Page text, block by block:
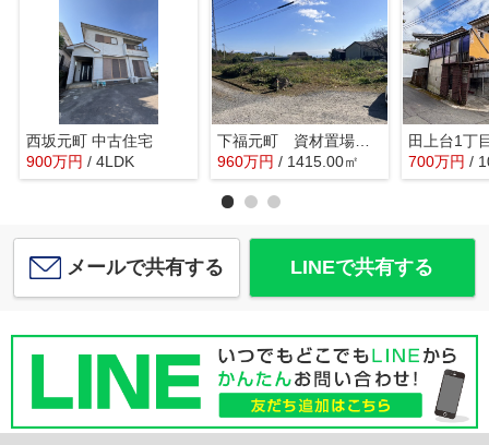
西坂元町 中古住宅
900万円 / 4LDK
下福元町 資材置場用地
960万円 / 1415.00㎡
田上台1丁
700万円 /
メールで共有する LINEで共有する